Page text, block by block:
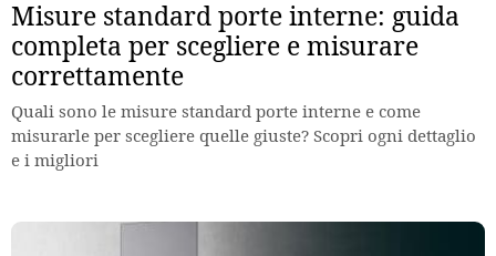
Misure standard porte interne: guida
completa per scegliere e misurare
correttamente
Quali sono le misure standard porte interne e come
misurarle per scegliere quelle giuste? Scopri ogni dettaglio
e i migliori